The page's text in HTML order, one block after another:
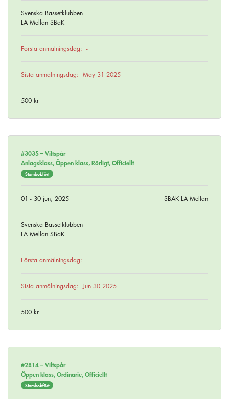
Svenska Bassetklubben
LA Mellan SBaK
Första anmälningsdag: -
Sista anmälningsdag: May 31 2025
500 kr
#3035 –Viltspår
Anlagsklass, Öppen klass, Rörligt, Officiellt
Stambokfört
01 - 30 jun, 2025 SBAK LA Mellan
Svenska Bassetklubben
LA Mellan SBaK
Första anmälningsdag: -
Sista anmälningsdag:Jun 30 2025
500 kr
#2814 –Viltspår
Öppen klass, Ordinarie, Officiellt
Stambokfört